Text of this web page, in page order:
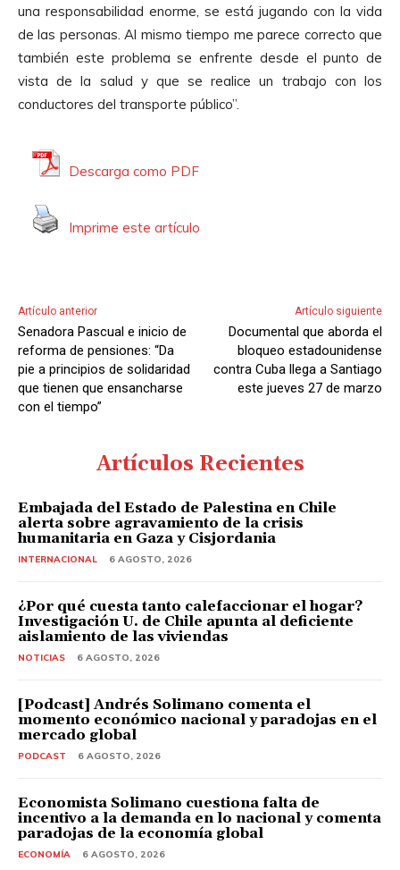
r
d
e
A
u
d
u
c
t
o
una responsabilidad enorme, se está jugando con la vida
de las personas. Al mismo tiempo me parece correcto que
también este problema se enfrente desde el punto de
vista de la salud y que se realice un trabajo con los
conductores del transporte público”.
Descarga como PDF
Imprime este artículo
Artículo anterior
Senadora Pascual e inicio de
reforma de pensiones: “Da
pie a principios de solidaridad
que tienen que ensancharse
con el tiempo”
Artículo siguiente
Documental que aborda el
bloqueo estadounidense
contra Cuba llega a Santiago
este jueves 27 de marzo
Artículos Recientes
Embajada del Estado de Palestina en Chile
alerta sobre agravamiento de la crisis
humanitaria en Gaza y Cisjordania
INTERNACIONAL 6 AGOSTO, 2026
¿Por qué cuesta tanto calefaccionar el hogar?
Investigación U. de Chile apunta al deficiente
aislamiento de las viviendas
NOTICIAS 6 AGOSTO, 2026
[Podcast] Andrés Solimano comenta el
momento económico nacional y paradojas en el
mercado global
PODCAST 6 AGOSTO, 2026
Economista Solimano cuestiona falta de
incentivo a la demanda en lo nacional y comenta
paradojas de la economía global
ECONOMÍA 6 AGOSTO, 2026